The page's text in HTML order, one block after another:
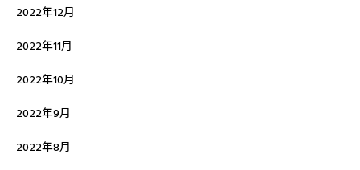
2022年12月
2022年11月
2022年10月
2022年9月
2022年8月